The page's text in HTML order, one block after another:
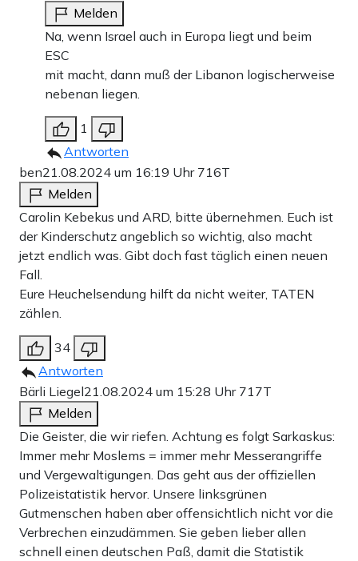
Melden
Na, wenn Israel auch in Europa liegt und beim
ESC
mit macht, dann muß der Libanon logischerweise
nebenan liegen.
1
Antworten
ben21.08.2024 um 16:19 Uhr 716T
Melden
Carolin Kebekus und ARD, bitte übernehmen. Euch ist
der Kinderschutz angeblich so wichtig, also macht
jetzt endlich was. Gibt doch fast täglich einen neuen
Fall.
Eure Heuchelsendung hilft da nicht weiter, TATEN
zählen.
34
Antworten
Bärli Liegel21.08.2024 um 15:28 Uhr 717T
Melden
Die Geister, die wir riefen. Achtung es folgt Sarkaskus:
Immer mehr Moslems = immer mehr Messerangriffe
und Vergewaltigungen. Das geht aus der offiziellen
Polizeistatistik hervor. Unsere linksgrünen
Gutmenschen haben aber offensichtlich nicht vor die
Verbrechen einzudämmen. Sie geben lieber allen
schnell einen deutschen Paß, damit die Statistik